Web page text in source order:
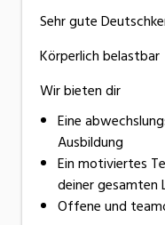
Sehr gute
Körperlich belastbar
Wir bieten dir
Eine
Ausbildung
Ein motiviertes
deiner
Offene und